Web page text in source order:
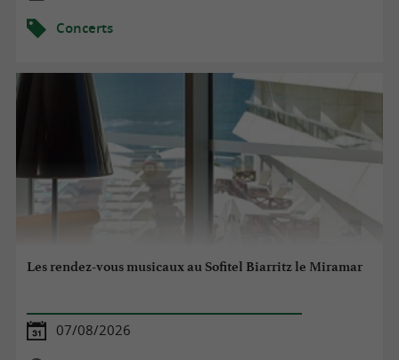
Concerts
Les rendez-vous musicaux au Sofitel Biarritz le Miramar
07/08/2026